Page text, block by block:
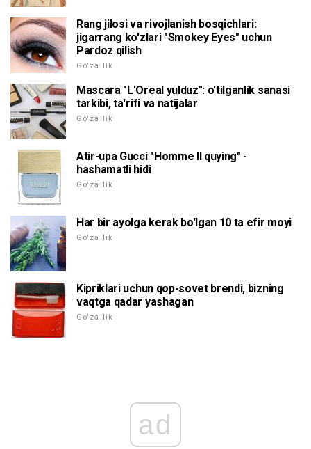
Rang jilosi va rivojlanish bosqichlari:
jigarrang ko'zlari "Smokey Eyes" uchun
Pardoz qilish
Go'zallik
Mascara "L'Oreal yulduz": o'tilganlik sanasi
tarkibi, ta'rifi va natijalar
Go'zallik
Atir-upa Gucci "Homme II quying" -
hashamatli hidi
Go'zallik
Har bir ayolga kerak bo'lgan 10 ta efir moyi
Go'zallik
Kipriklari uchun qop-sovet brendi, bizning
vaqtga qadar yashagan
Go'zallik
ad